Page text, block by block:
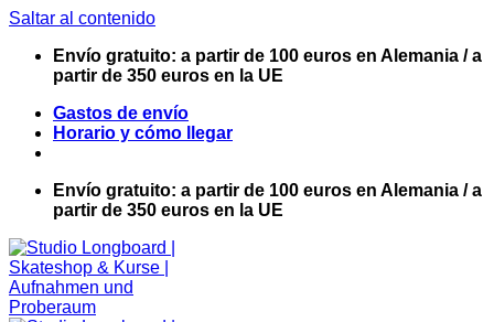
Saltar al contenido
Envío gratuito: a partir de 100 euros en Alemania / a
partir de 350 euros en la UE
Gastos de envío
Horario y cómo llegar
Envío gratuito: a partir de 100 euros en Alemania / a
partir de 350 euros en la UE